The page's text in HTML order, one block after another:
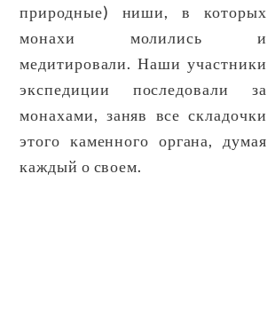
природные) ниши, в которых
монахи молились и
медитировали. Наши участники
экспедиции последовали за
монахами, заняв все складочки
этого каменного органа, думая
каждый о своем.